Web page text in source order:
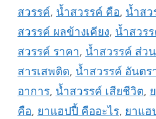
สวรรค์, น้ำสวรรค์ คือ, น้ำสว
สวรรค์ ผลข้างเคียง, น้ำสวร
สวรรค์ ราคา, น้ำสวรรค์ ส่ว
สารเสพติด, น้ำสวรรค์ อันตร
อาการ, น้ำสวรรค์ เสียชีวิต,
คือ, ยาแฮปปี้ คืออะไร, ยาแฮ